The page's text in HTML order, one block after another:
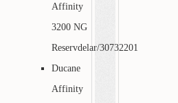
Affinity
3200 NG
Reservdelar/30732201
Ducane
Affinity